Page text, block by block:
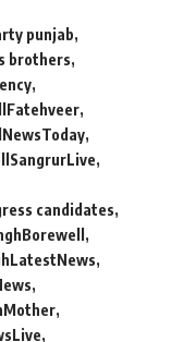
punjab
brothers
candidates